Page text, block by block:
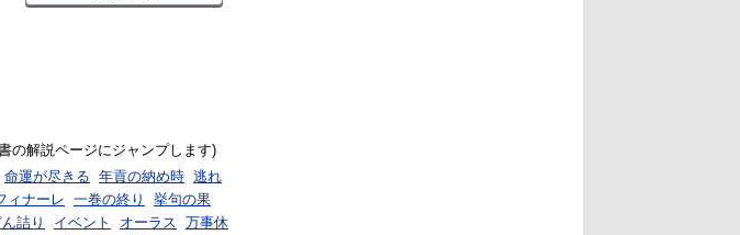
の解説ページにジャンプします)
命運が尽きる 年貢の納め時 逃れ
ィナーレ 一巻の終り
挙句の果
ん詰り イベント オーラス
万事休